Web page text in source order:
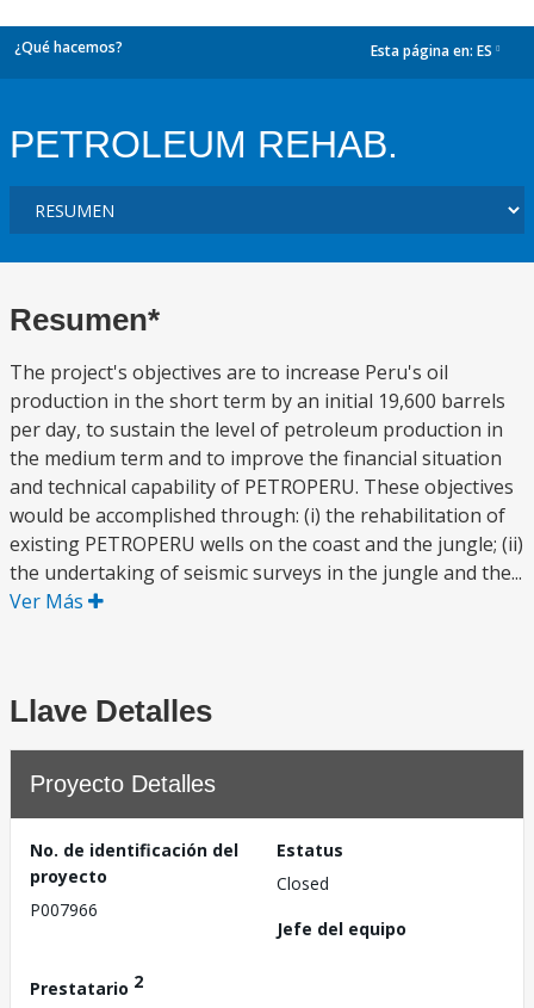
¿Qué hacemos? Esta página en: ES
PETROLEUM REHAB.
Resumen*
The project's objectives are to increase Peru's oil
production in the short term by an initial 19,600 barrels
per day, to sustain the level of petroleum production in
the medium term and to improve the financial situation
and technical capability of PETROPERU. These objectives
would be accomplished through: (i) the rehabilitation of
existing PETROPERU wells on the coast and the jungle; (ii)
the undertaking of seismic surveys in the jungle and the...
Ver Más
Llave Detalles
Proyecto Detalles
No. de identificación del
proyecto
P007966
Estatus
Closed
Jefe del equipo
Prestatario 2